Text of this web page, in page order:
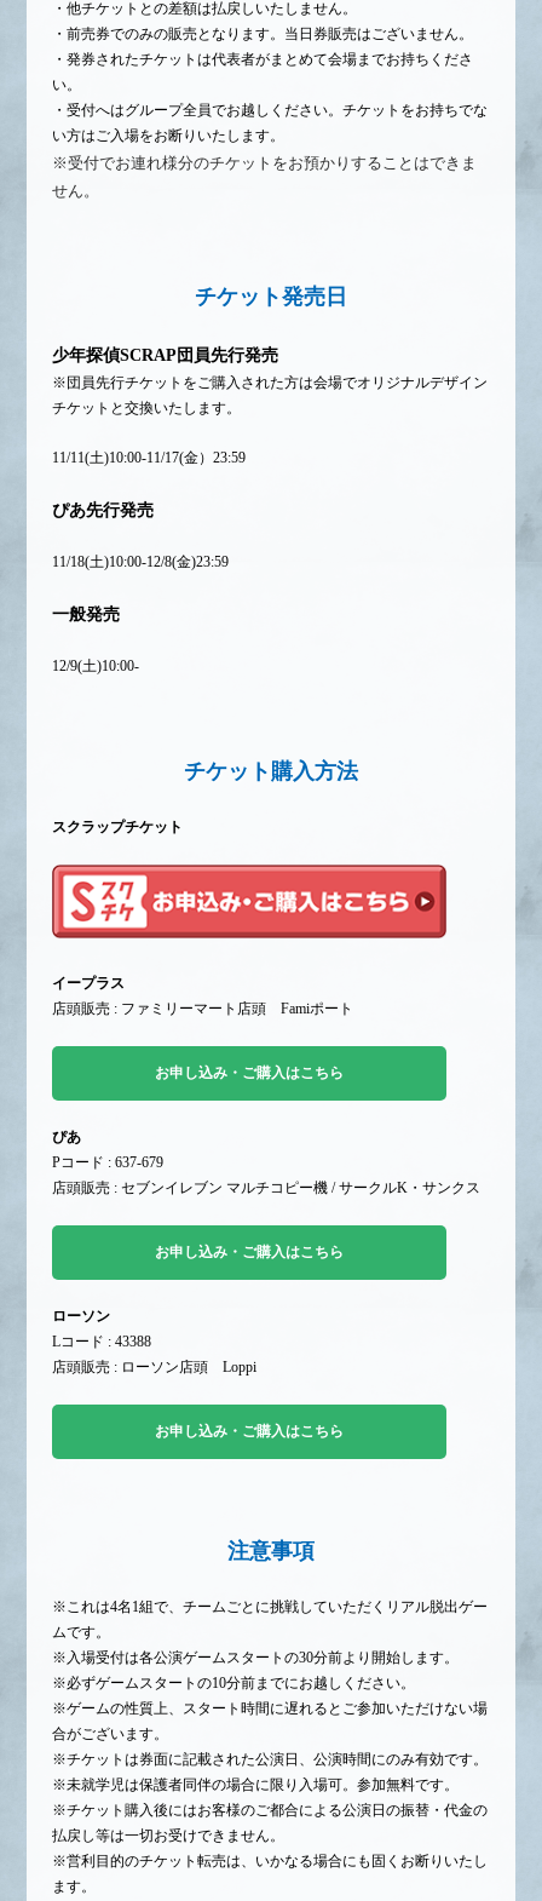
・他チケットとの差額は払戻しいたしません。
・前売券でのみの販売となります。当日券販売はございません。
・発券されたチケットは代表者がまとめて会場までお持ちくださ
い。
・受付へはグループ全員でお越しください。チケットをお持ちでな
い方はご入場をお断りいたします。
※受付でお連れ様分のチケットをお預かりすることはできま
せん。
チケット発売日
少年探偵SCRAP団員先行発売
※団員先行チケットをご購入された方は会場でオリジナルデザイン
チケットと交換いたします。
11/11(土)10:00-11/17(金）23:59
ぴあ先行発売
11/18(土)10:00-12/8(金)23:59
一般発売
12/9(土)10:00-
チケット購入方法
スクラップチケット
イープラス
店頭販売 : ファミリーマート店頭 Famiポート
お申し込み・ご購入はこちら
ぴあ
Pコード : 637-679
店頭販売 : セブンイレブン マルチコピー機 / サークルK・サンクス
お申し込み・ご購入はこちら
ローソン
Lコード : 43388
店頭販売 : ローソン店頭 Loppi
お申し込み・ご購入はこちら
注意事項
※これは4名1組で、チームごとに挑戦していただくリアル脱出ゲー
ムです。
※入場受付は各公演ゲームスタートの30分前より開始します。
※必ずゲームスタートの10分前までにお越しください。
※ゲームの性質上、スタート時間に遅れるとご参加いただけない場
合がございます。
※チケットは券面に記載された公演日、公演時間にのみ有効です。
※未就学児は保護者同伴の場合に限り入場可。参加無料です。
※チケット購入後にはお客様のご都合による公演日の振替・代金の
払戻し等は一切お受けできません。
※営利目的のチケット転売は、いかなる場合にも固くお断りいたし
ます。